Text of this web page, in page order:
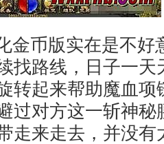
金币版实在是不好
找路线，日子一天
转起来帮助魔血
过对方这一斩神秘
走来走去，并没有